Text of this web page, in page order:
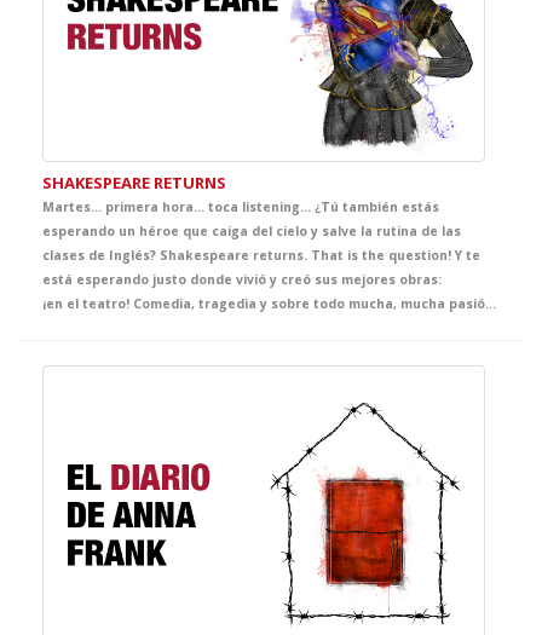
SHAKESPEARE RETURNS
Martes… primera hora… toca listening… ¿Tú también estás
esperando un héroe que caiga del cielo y salve la rutina de las
clases de Inglés? Shakespeare returns. That is the question! Y te
está esperando justo donde vivió y creó sus mejores obras:
¡en el teatro! Comedia, tragedia y sobre todo mucha, mucha pasión en esta genial adaptación que hila majestuosamente las mejores escenas de sus obras: El Mercader de Venecia, Macbeth, Hamlet y Romeo y Julieta entre otros. Ahora pregúntate si estás preparado para saber cuánto vale una libra carne, cómo el primer amor puede nacer del primer odio o si se puede llorar y reír a un tiempo.